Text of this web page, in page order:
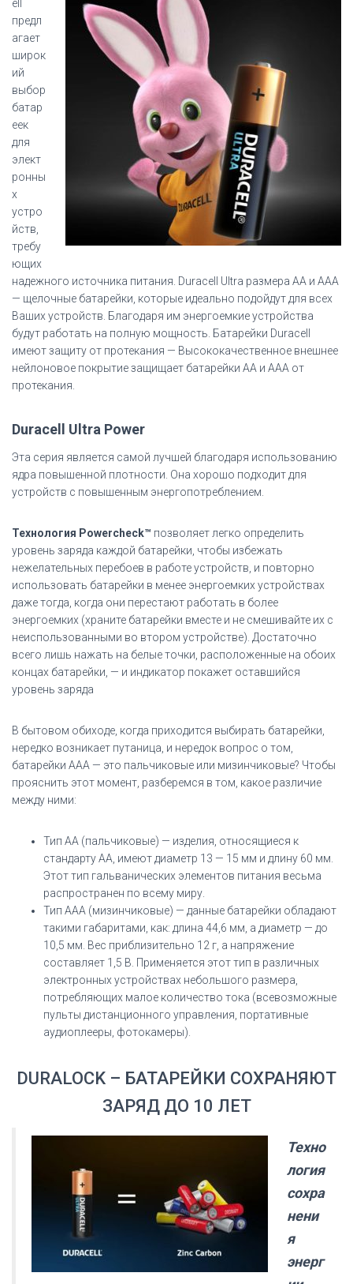
ell
предл
агает
широк
ий
выбор
батар
еек
для
элект
ронны
х
устро
йств,
требу
ющих
надежного источника питания. Duracell Ultra размера AA и AAA
— щелочные батарейки, которые идеально подойдут для всех
Ваших устройств. Благодаря им энергоемкие устройства
будут работать на полную мощность. Батарейки Duracell
имеют защиту от протекания — Высококачественное внешнее
нейлоновое покрытие защищает батарейки AA и AAA от
протекания.
Duracell Ultra Power
Эта серия является самой лучшей благодаря использованию
ядра повышенной плотности. Она хорошо подходит для
устройств с повышенным энергопотреблением.
Технология Powercheck™ позволяет легко определить
уровень заряда каждой батарейки, чтобы избежать
нежелательных перебоев в работе устройств, и повторно
использовать батарейки в менее энергоемких устройствах
даже тогда, когда они перестают работать в более
энергоемких (храните батарейки вместе и не смешивайте их с
неиспользованными во втором устройстве). Достаточно
всего лишь нажать на белые точки, расположенные на обоих
концах батарейки, — и индикатор покажет оставшийся
уровень заряда
В бытовом обиходе, когда приходится выбирать батарейки,
нередко возникает путаница, и нередок вопрос о том,
батарейки ААА — это пальчиковые или мизинчиковые? Чтобы
прояснить этот момент, разберемся в том, какое различие
между ними:
Тип АА (пальчиковые) — изделия, относящиеся к
стандарту AA, имеют диаметр 13 — 15 мм и длину 60 мм.
Этот тип гальванических элементов питания весьма
распространен по всему миру.
Тип ААА (мизинчиковые) — данные батарейки обладают
такими габаритами, как: длина 44,6 мм, а диаметр — до
10,5 мм. Вес приблизительно 12 г, а напряжение
составляет 1,5 В. Применяется этот тип в различных
электронных устройствах небольшого размера,
потребляющих малое количество тока (всевозможные
пульты дистанционного управления, портативные
аудиоплееры, фотокамеры).
DURALOCK – БАТАРЕЙКИ СОХРАНЯЮТ
ЗАРЯД ДО 10 ЛЕТ
Техно
логия
сохра
нени
я
энерг